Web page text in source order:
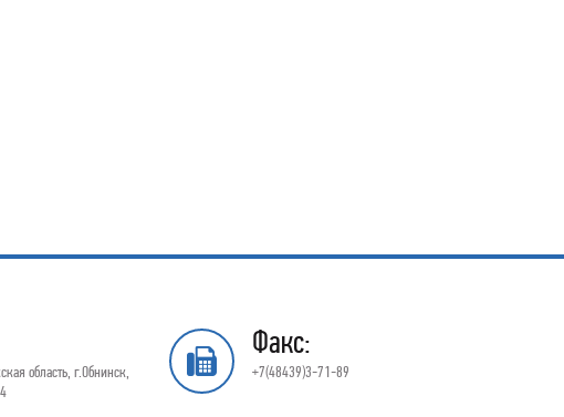
область, г.Обнинск,
Факс:
+7(48439)3-71-89